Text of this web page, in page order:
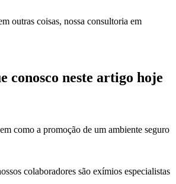
outras coisas, nossa consultoria em
conosco neste artigo hoje
como a promoção de um ambiente seguro
colaboradores são exímios especialistas